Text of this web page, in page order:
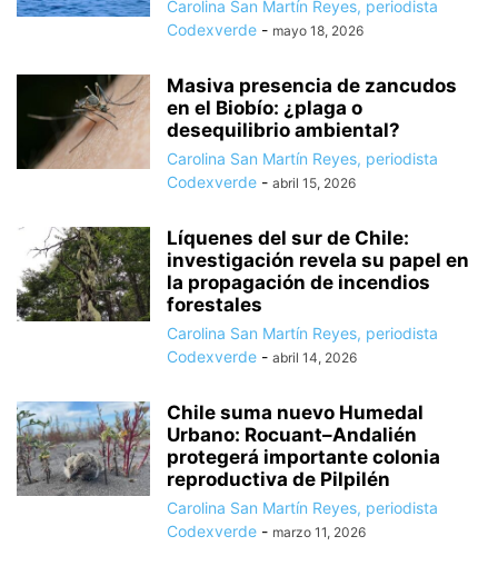
Carolina San Martín Reyes, periodista
Codexverde - mayo 18, 2026
Masiva presencia de zancudos
en el Biobío: ¿plaga o
desequilibrio ambiental?
Carolina San Martín Reyes, periodista
Codexverde - abril 15, 2026
Líquenes del sur de Chile:
investigación revela su papel en
la propagación de incendios
forestales
Carolina San Martín Reyes, periodista
Codexverde - abril 14, 2026
Chile suma nuevo Humedal
Urbano: Rocuant–Andalién
protegerá importante colonia
reproductiva de Pilpilén
Carolina San Martín Reyes, periodista
Codexverde - marzo 11, 2026